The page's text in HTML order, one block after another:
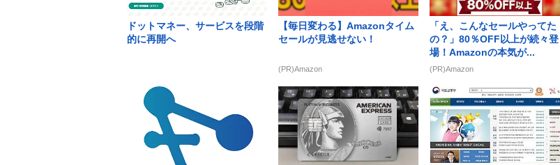
ドットマネー、サービスを段階
的に再開へ
【毎日変わる】Amazonタイム
セールが見逃せない！
(PR)Amazon
「え、こんなセールやってた
の？」80％OFF以上が続々登
場！Amazonの本気が...
(PR)Amazon